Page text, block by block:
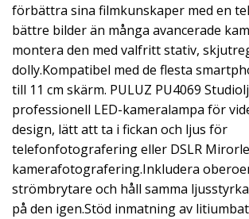
förbättra sina filmkunskaper med en
bättre bilder än många avancerade
montera den med valfritt stativ,
dolly.Kompatibel med de flesta
till 11 cm skärm. PULUZ PU4069
professionell LED-kameralampa för
design, lätt att ta i fickan och ljus för
telefonfotografering eller DSLR
kamerafotografering.Inkludera
strömbrytare och håll samma
på den igen.Stöd inmatning av